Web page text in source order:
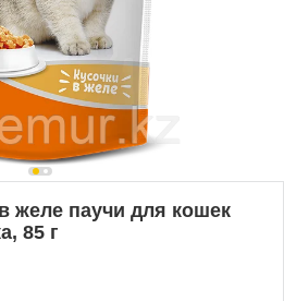
желе паучи для кошек
85 г